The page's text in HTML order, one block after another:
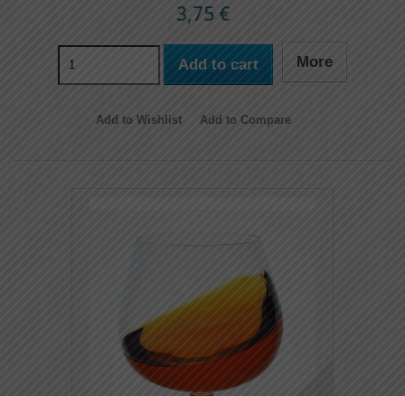
3,75 €
Add to cart More
Add to Wishlist Add to Compare